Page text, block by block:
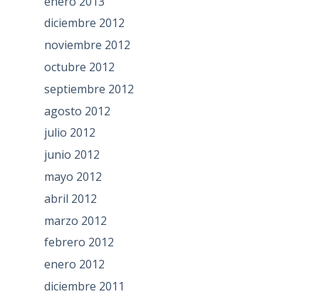
diciembre 2012
noviembre 2012
octubre 2012
septiembre 2012
agosto 2012
julio 2012
junio 2012
mayo 2012
abril 2012
marzo 2012
febrero 2012
enero 2012
diciembre 2011